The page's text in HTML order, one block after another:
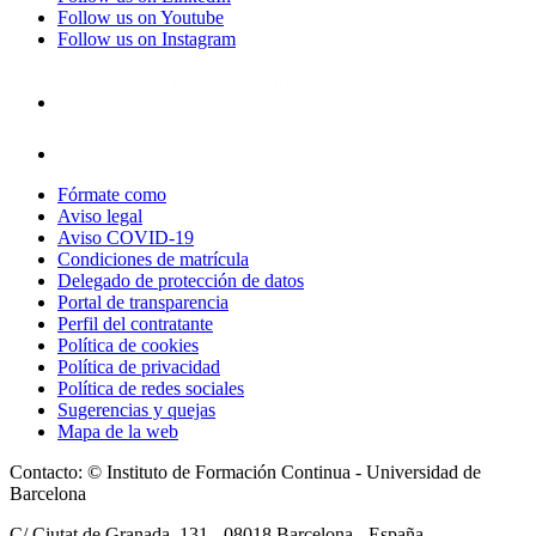
Follow us on Youtube
Follow us on Instagram
Fórmate como
Aviso legal
Aviso COVID-19
Condiciones de matrícula
Delegado de protección de datos
Portal de transparencia
Perfil del contratante
Política de cookies
Política de privacidad
Política de redes sociales
Sugerencias y quejas
Mapa de la web
Contacto: © Instituto de Formación Continua - Universidad de
Barcelona